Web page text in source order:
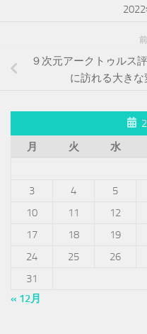
９次元アークトゥルス
に訪れる大き
月
火 水
3
4 5
10
11 12
17
18 19
24
25 26
31
« 12月